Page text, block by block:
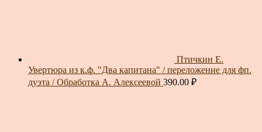
Птичкин Е.
Увертюра из к.ф. "Два капитана" / переложение для фп.
дуэта / Обработка А. Алексеевой 390.00 ₽